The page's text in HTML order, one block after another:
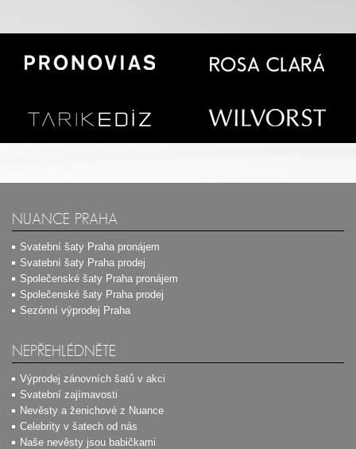
NUANCE PRAHA
Svatební šaty Praha pronájem
Svatební šaty Praha prodej
Společenské šaty Praha pronájem
Společenské šaty Praha prodej
Sezónní výprodej Praha
NEPŘEHLÉDNĚTE
Výprodej zánovních šatů v akci
Svatební zajímavosti
Nevěsty a ženichové z Nuance
Celebrity v šatech od nás
Naše nevěsty jsou babičkami